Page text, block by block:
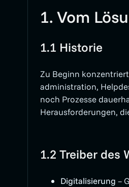
1. Vom
1.1 Historie
Zu Beginn
administration,
noch Prozesse
Herausforderungen,
1.2 Treiber des
Digitalisierung –